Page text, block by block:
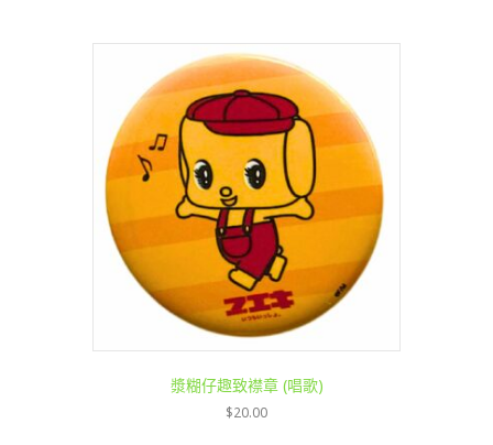
漿糊仔趣致襟章 (唱歌)
$20.00